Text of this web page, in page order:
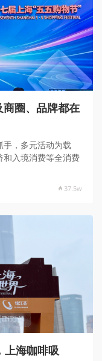
圈、品牌都在
手，多元活动为载
和入境消费等全消费
37.5w
上海咖啡吸